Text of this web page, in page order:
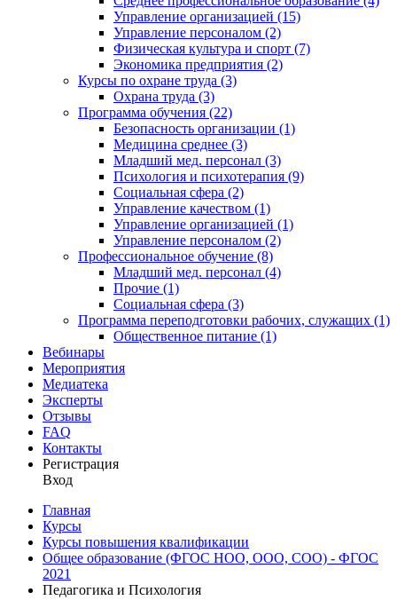
Управление организацией (15)
Управление персоналом (2)
Физическая культура и спорт (7)
Экономика предприятия (2)
Курсы по охране труда (3)
Охрана труда (3)
Программа обучения (22)
Безопасность организации (1)
Медицина среднее (3)
Младший мед. персонал (3)
Психология и психотерапия (9)
Социальная сфера (2)
Управление качеством (1)
Управление организацией (1)
Управление персоналом (2)
Профессиональное обучение (8)
Младший мед. персонал (4)
Прочие (1)
Социальная сфера (3)
Программа переподготовки рабочих, служащих (1)
Общественное питание (1)
Вебинары
Мероприятия
Медиатека
Эксперты
Отзывы
FAQ
Контакты
Регистрация
Вход
Главная
Курсы
Курсы повышения квалификации
Общее образование (ФГОС НОО, ООО, СОО) - ФГОС
2021
Педагогика и Психология